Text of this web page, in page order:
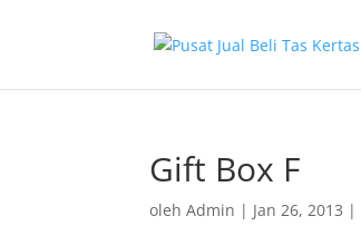
Gift Box F
olehAdmin | Jan 26, 2013 |